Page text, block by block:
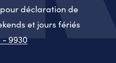
déclaration de
et jours fériés
- 9930